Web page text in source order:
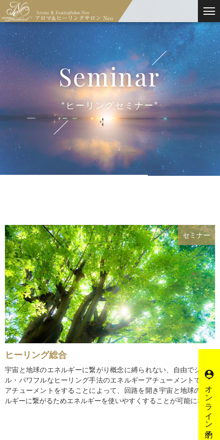
person_pin
オンライン予約
seminar
“ヒーリングセミナー”
セミナー
ヒーリング総合
宇宙と地球のエネルギーに繋がり概念に縛られない、自由でシンプ
ル・パワフルなヒーリング手法のエネルギーアチューメントです。
アチューメントをすることによって、回路を開き宇宙と地球のエネ
ルギーに繋がるためエネルギーを使いやすくすることが可能にな...